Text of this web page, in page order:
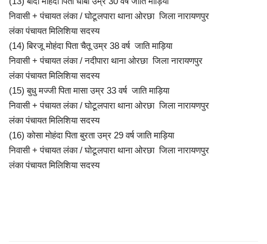
निवासी + पंचायत लंका / घोटूलपारा थाना ओरछा जिला नारायणपुर
लंका पंचायत मिलिशिया सदस्य
(14) बिरजू मोहंदा पिता चैतू उम्र 38 वर्ष जाति माड़िया
निवासी + पंचायत लंका / नदीपारा थाना ओरछा जिला नारायणपुर
लंका पंचायत मिलिशिया सदस्य
(15) बुधु मज्जी पिता मासा उम्र 33 वर्ष जाति माड़िया
निवासी + पंचायत लंका / घोटूलपारा थाना ओरछा जिला नारायणपुर
लंका पंचायत मिलिशिया सदस्य
(16) कोसा मोहंदा पिता बुरता उम्र 29 वर्ष जाति माड़िया
निवासी + पंचायत लंका / घोटूलपारा थाना ओरछा जिला नारायणपुर
लंका पंचायत मिलिशिया सदस्य